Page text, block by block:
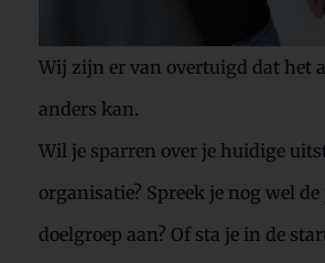
Wij zijn er van overtuigd dat het
anders kan.
Wil je sparren over je huidige
organisatie? Spreek je nog wel
doelgroep aan? Of sta je in de